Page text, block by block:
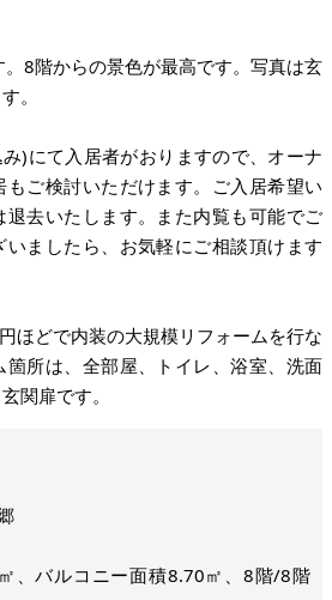
8階からの景色が最高です。写真は玄
。
)にて入居者がおりますので、オーナ
ご検討いただけます。ご入居希望い
退去いたします。また内覧も可能でご
いましたら、お気軽にご相談頂けます
ほどで内装の大規模リフォームを行な
箇所は、全部屋、トイレ、浴室、洗面
関扉です。
、バルコニー面積8.70㎡、8階/8階